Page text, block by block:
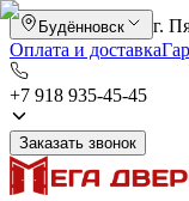
Будённовск
г.
Оплата и доставка
+7 918 935-45-45
Заказать звонок